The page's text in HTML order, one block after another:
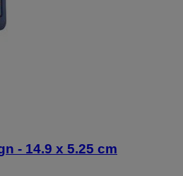
- 14.9 x 5.25 cm